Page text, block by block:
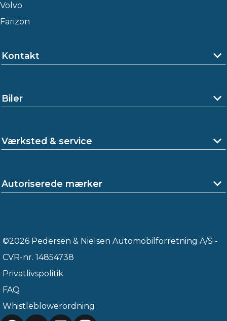
Volvo
Farizon
Kontakt
Biler
Værksted & service
Autoriserede mærker
©2026 Pedersen & Nielsen Automobilforretning A/S -
CVR-nr. 14854738
Privatlivspolitik
FAQ
Whistleblowerordning